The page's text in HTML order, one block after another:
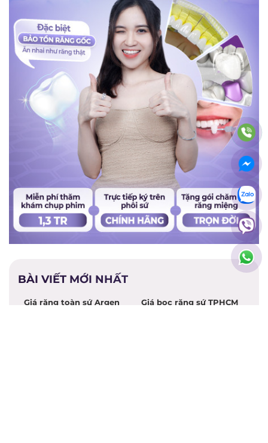
BÀI VIẾT MỚI NHẤT
Giá răng toàn sứ Argen Giá bọc răng sứ TPHCM